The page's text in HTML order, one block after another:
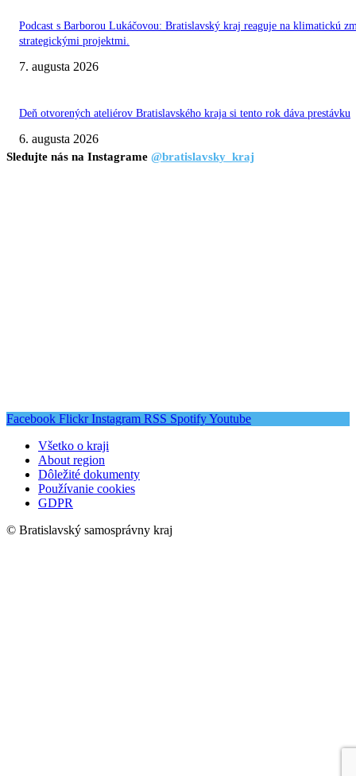
Podcast s Barborou Lukáčovou: Bratislavský kraj reaguje na klimatickú
strategickými projektmi.
7. augusta 2026
Deň otvorených ateliérov Bratislavského kraja si tento rok dáva prestávku
6. augusta 2026
Sledujte nás na Instagrame @bratislavsky_kraj
Facebook Flickr Instagram RSS SpotifyYoutube
Všetko o kraji
About region
Dôležité dokumenty
Používanie cookies
GDPR
© Bratislavský samosprávny kraj